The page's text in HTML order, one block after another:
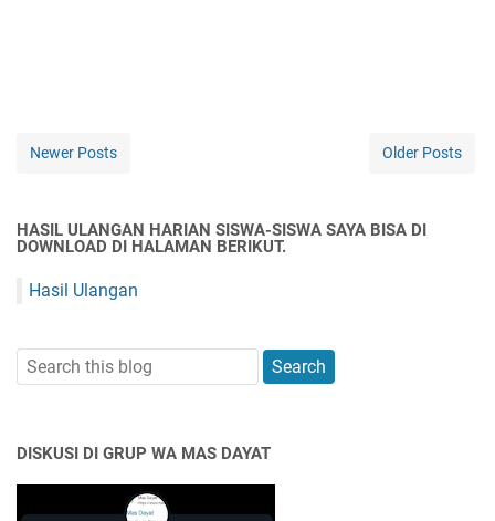
Newer Posts Older Posts
HASIL ULANGAN HARIAN SISWA-SISWA SAYA BISA DI
DOWNLOAD DI HALAMAN BERIKUT.
Hasil Ulangan
DISKUSI DI GRUP WA MAS DAYAT